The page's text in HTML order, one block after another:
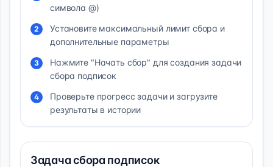
символа @)
2
Установите максимальный лимит сбора и
дополнительные параметры
3
Нажмите "Начать сбор" для создания задачи
сбора подписок
4
Проверьте прогресс задачи и загрузите
результаты в истории
Задача сбора подписок